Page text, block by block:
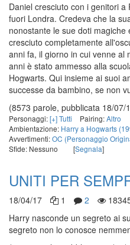
Daniel cresciuto con i genitori
fuori Londra. Credeva che la
nonostante le sue doti
cresciuto completamente
anni fa, il giorno in cui venne al
anni è stato ammesso alla
Hogwarts. Qui insieme ai suoi
successe da bambino, se non
(8573 parole, pubblicata 18/07/
Personaggi:[+] Tutti Pairing:Altro
Ambientazione: Harry a Hogwarts
Avvertimenti:OC (Personaggio
Sfide: Nessuno
[Segnala]
UNITI PER
18/04/17 1 2
Harry nasconde un segreto ai
segreto non lo conosce